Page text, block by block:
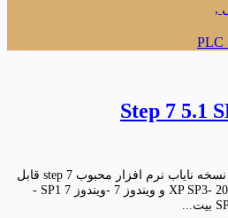
,
دانلود نرم افزار Step 7 5.1 SP4 نسخه نایاب نرم افزار محبوب step 7 قابل
نصب بر روی ویندوزهای XP SP3- 2000 SP3 و ویندوز 7 -ویندوز 7 SP1 -